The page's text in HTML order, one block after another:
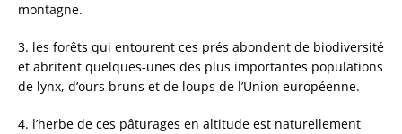
montagne.
3. les forêts qui entourent ces prés abondent de biodiversité
et abritent quelques-unes des plus importantes populations
de lynx, d’ours bruns et de loups de l’Union européenne.
4. l’herbe de ces pâturages en altitude est naturellement